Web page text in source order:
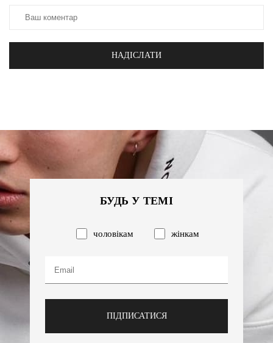
НАДІСЛАТИ
БУДЬ У ТЕМІ
чоловікам жінкам
ПІДПИСАТИСЯ